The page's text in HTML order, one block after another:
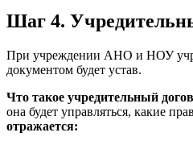
Шаг 4.
При учреждении АНО и НОУ
документом будет устав.
Что такое учредительный
она будет управляться, какие
отражается: